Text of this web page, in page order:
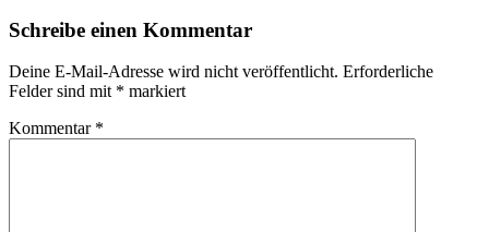
Schreibe einen Kommentar
Deine E-Mail-Adresse wird nicht veröffentlicht. Erforderliche
Felder sind mit * markiert
Kommentar *